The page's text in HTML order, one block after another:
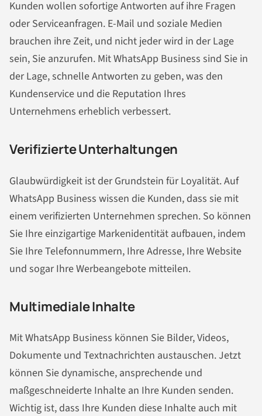
Kunden wollen sofortige Antworten auf ihre Fragen
oder Serviceanfragen. E-Mail und soziale Medien
brauchen ihre Zeit, und nicht jeder wird in der Lage
sein, Sie anzurufen. Mit WhatsApp Business sind Sie in
der Lage, schnelle Antworten zu geben, was den
Kundenservice und die Reputation Ihres
Unternehmens erheblich verbessert.
Verifizierte Unterhaltungen
Glaubwürdigkeit ist der Grundstein für Loyalität. Auf
WhatsApp Business wissen die Kunden, dass sie mit
einem verifizierten Unternehmen sprechen. So können
Sie Ihre einzigartige Markenidentität aufbauen, indem
Sie Ihre Telefonnummern, Ihre Adresse, Ihre Website
und sogar Ihre Werbeangebote mitteilen.
Multimediale Inhalte
Mit WhatsApp Business können Sie Bilder, Videos,
Dokumente und Textnachrichten austauschen. Jetzt
können Sie dynamische, ansprechende und
maßgeschneiderte Inhalte an Ihre Kunden senden.
Wichtig ist, dass Ihre Kunden diese Inhalte auch mit